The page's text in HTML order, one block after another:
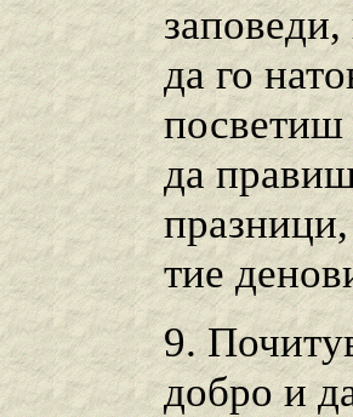
да го
посветиш
да
тие
9.
добро и